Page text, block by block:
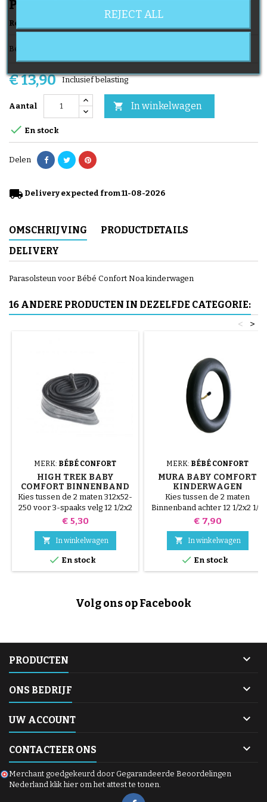
Parasol Ondersteuning
Referentie
Bébé Confort Noa Parasol Adapter Clip -
€ 13,90 Inclusief belasting
Aantal  In winkelwagen
 En stock
Delen
local_shipping Delivery expected from 11-08-2026
OMSCHRIJVING
PRODUCTDETAILS
DELIVERY
Parasolsteun voor Bébé Confort Noa kinderwagen
16 ANDERE PRODUCTEN IN DEZELFDE CATEGORIE:
>
<
MERK: BÉBÉ CONFORT
HIGH TREK BABY
COMFORT BINNENBAND
Kies tussen de 2 maten 312x52-
250 voor 3-spaaks velg 12 1/2x2
1/4 voor fietstype metalen
video om te voorkomen dat je
tijdens de montage in de
binnenband boort.
Montagevideo.
Prijs
€ 5,30
 In winkelwagen
 En stock
MERK: BÉBÉ CONFORT
MURA BABY COMFORT
KINDERWAGEN
BINNENBAND
Kies tussen de 2 maten
Binnenband achter 12 1/2x2 1/4
Voorbuis 10x2.125
Prijs
€ 7,90
 In winkelwagen
 En stock
Volg ons op Facebook
PRODUCTEN 
ONS BEDRIJF 
UW ACCOUNT 
CONTACTEER ONS 
Merchant goedgekeurd door Gegarandeerde Beoordelingen
Nederland klik hier om het attest te tonen
REJECT ALL